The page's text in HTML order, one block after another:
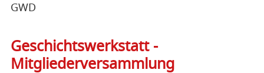
GWD
Geschichtswerkstatt -
Mitgliederversammlung